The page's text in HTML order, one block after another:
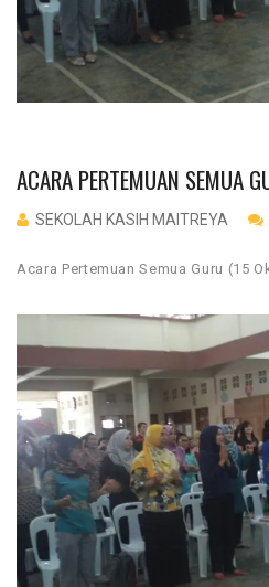
ACARA PERTEMUAN SEMUA
SEKOLAH KASIH MAITREYA
Acara Pertemuan Semua Guru (15